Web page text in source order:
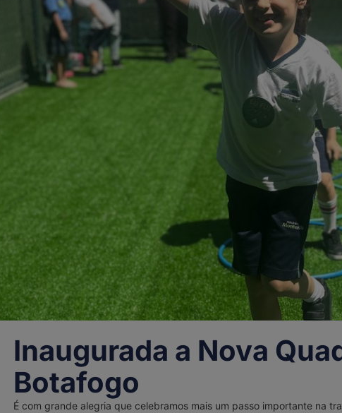
Inaugurada a Nova
Botafogo
É com grande alegria que celebramos mais um passo importante na